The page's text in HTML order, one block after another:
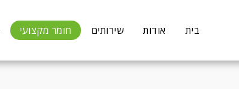
בית אודות שירותים חומר מקצועי